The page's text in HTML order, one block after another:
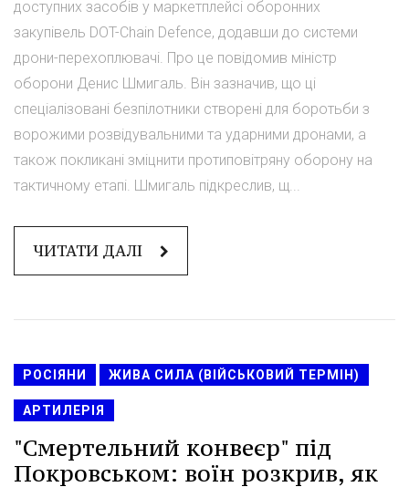
доступних засобів у маркетплейсі оборонних
закупівель DOT-Chain Defence, додавши до системи
дрони-перехоплювачі. Про це повідомив міністр
оборони Денис Шмигаль. Він зазначив, що ці
спеціалізовані безпілотники створені для боротьби з
ворожими розвідувальними та ударними дронами, а
також покликані зміцнити протиповітряну оборону на
тактичному етапі. Шмигаль підкреслив, щ...
ЧИТАТИ ДАЛІ
РОСІЯНИ ЖИВА СИЛА (ВІЙСЬКОВИЙ ТЕРМІН)
АРТИЛЕРІЯ
"Смертельний конвеєр" під
Покровськом: воїн розкрив, як